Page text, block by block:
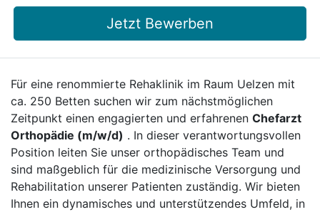
Jetzt Bewerben
Für eine renommierte Rehaklinik im Raum Uelzen mit
ca. 250 Betten suchen wir zum nächstmöglichen
Zeitpunkt einen engagierten und erfahrenen Chefarzt
Orthopädie (m/w/d) . In dieser verantwortungsvollen
Position leiten Sie unser orthopädisches Team und
sind maßgeblich für die medizinische Versorgung und
Rehabilitation unserer Patienten zuständig. Wir bieten
Ihnen ein dynamisches und unterstützendes Umfeld, in